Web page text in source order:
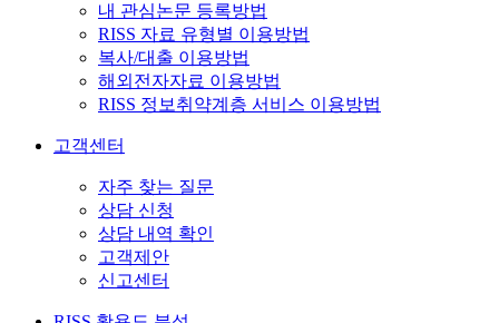
내 관심논문 등록방법
RISS 자료 유형별 이용방법
복사/대출 이용방법
해외전자자료 이용방법
RISS 정보취약계층 서비스 이용방법
고객센터
자주 찾는 질문
상담 신청
상담 내역 확인
고객제안
신고센터